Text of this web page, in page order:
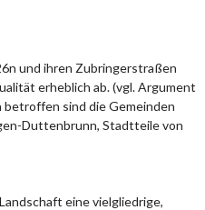
und ihren Zubringerstraßen
erheblich ab. (vgl. Argument
betroffen sind die Gemeinden
Duttenbrunn, Stadtteile von
eine vielgliedrige,